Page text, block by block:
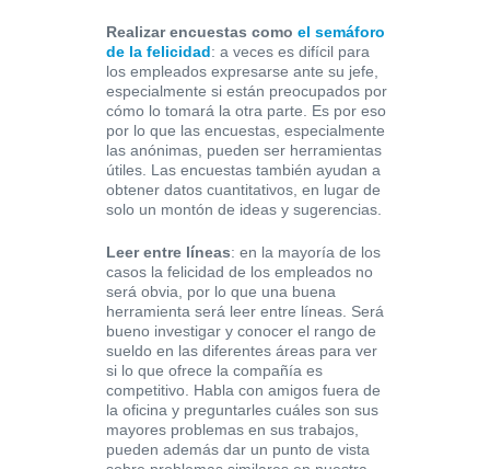
Realizar encuestas como el semáforo
de la felicidad: a veces es difícil para
los empleados expresarse ante su jefe,
especialmente si están preocupados por
cómo lo tomará la otra parte. Es por eso
por lo que las encuestas, especialmente
las anónimas, pueden ser herramientas
útiles. Las encuestas también ayudan a
obtener datos cuantitativos, en lugar de
solo un montón de ideas y sugerencias.
Leer entre líneas: en la mayoría de los
casos la felicidad de los empleados no
será obvia, por lo que una buena
herramienta será leer entre líneas. Será
bueno investigar y conocer el rango de
sueldo en las diferentes áreas para ver
si lo que ofrece la compañía es
competitivo. Habla con amigos fuera de
la oficina y preguntarles cuáles son sus
mayores problemas en sus trabajos,
pueden además dar un punto de vista